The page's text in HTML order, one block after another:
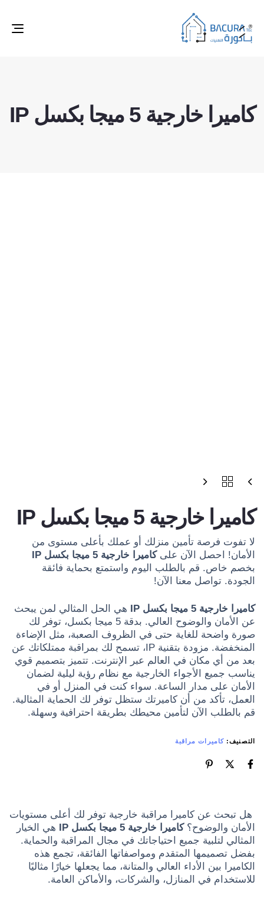
كاميرا خارجية 5 ميجا بكسل IP
كاميرا خارجية 5 ميجا بكسل IP
لا تفوت فرصة تأمين منزلك أو عملك بأعلى مستوى من
الأمان! احصل الآن علىكاميرا خارجية 5 ميجا بكسل IP
بخصم خاص. قم بالطلب اليوم واستمتع بحماية فائقة
الجودة. تواصل معنا الآن!
كاميرا خارجية 5 ميجا بكسل IP
هي الحل المثالي لمن يبحث
عن الأمان والوضوح العالي. بدقة 5 ميجا بكسل، توفر لك
صورة واضحة للغاية حتى في الظروف الصعبة، مثل الإضاءة
المنخفضة. مزودة بتقنية IP، تسمح لك بمراقبة ممتلكاتك عن
بعد من أي مكان في العالم عبر الإنترنت. تتميز بتصميم قوي
يناسب جميع الأجواء الخارجية مع نظام رؤية ليلية لضمان
الأمان على مدار الساعة. سواء كنت في المنزل أو في
العمل، تأكد من أن كاميرتك ستظل توفر لك الحماية المثالية.
قم بالطلب الآن لتأمين محيطك بطريقة احترافية وسهلة.
التصنيف: كاميرات مراقبة
هل تبحث عن كاميرا مراقبة خارجية توفر لك أعلى مستويات
الأمان والوضوح؟كاميرا خارجية 5 ميجا بكسل IP
هي الخيار
المثالي لتلبية جميع احتياجاتك في مجال المراقبة والحماية.
بفضل تصميمها المتقدم ومواصفاتها الفائقة، تجمع هذه
الكاميرا بين الأداء العالي والمتانة، مما يجعلها خيارًا مثاليًا
للاستخدام في المنازل، والشركات، والأماكن العامة.